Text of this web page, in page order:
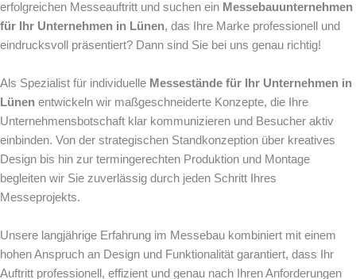
erfolgreichen Messeauftritt und suchen ein Messebauunternehmen
für Ihr Unternehmen in Lünen, das Ihre Marke professionell und
eindrucksvoll präsentiert? Dann sind Sie bei uns genau richtig!
Als Spezialist für individuelle Messestände für Ihr Unternehmen in
Lünen entwickeln wir maßgeschneiderte Konzepte, die Ihre
Unternehmensbotschaft klar kommunizieren und Besucher aktiv
einbinden. Von der strategischen Standkonzeption über kreatives
Design bis hin zur termingerechten Produktion und Montage
begleiten wir Sie zuverlässig durch jeden Schritt Ihres
Messeprojekts.
Unsere langjährige Erfahrung im Messebau kombiniert mit einem
hohen Anspruch an Design und Funktionalität garantiert, dass Ihr
Auftritt professionell, effizient und genau nach Ihren Anforderungen